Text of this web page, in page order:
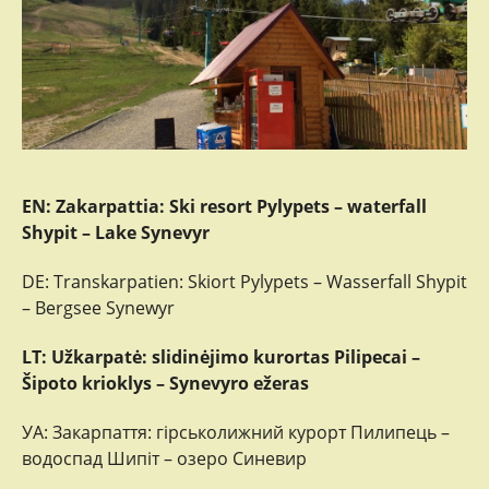
EN: Zakarpattia: Ski resort Pylypets – waterfall
Shypit – Lake Synevyr
DE: Transkarpatien: Skiort Pylypets – Wasserfall Shypit
– Bergsee Synewyr
LT: Užkarpatė: slidinėjimo kurortas Pilipecai –
Šipoto krioklys – Synevyro ežeras
УА: Закарпаття: гірськолижний курорт Пилипець –
водоспад Шипіт – озеро Синевир